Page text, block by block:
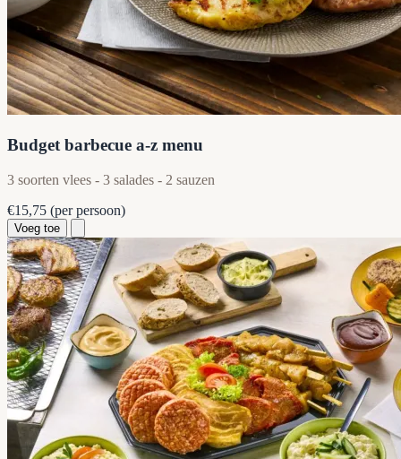
Budget barbecue a-z menu
3 soorten vlees - 3 salades - 2 sauzen
€15,75 (per persoon)
Voeg toe